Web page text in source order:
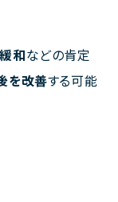
和などの肯定
を改善する可能